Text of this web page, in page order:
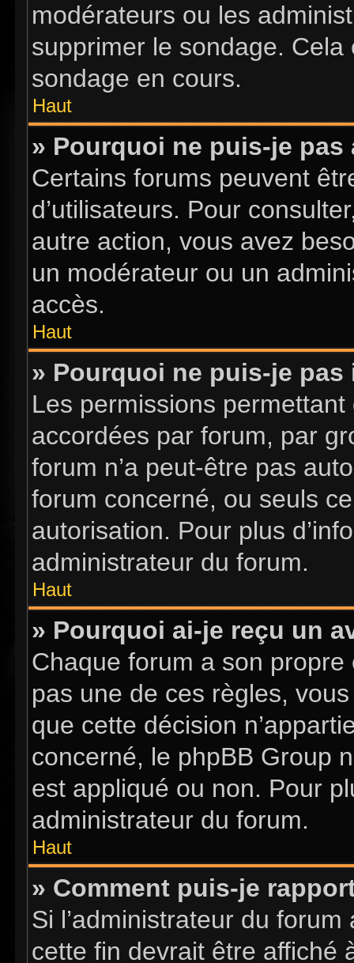
modérateurs ou les
supprimer le sondage. Cela
sondage en cours.
Haut
» Pourquoi ne puis-je
Certains forums peuvent
d’utilisateurs. Pour
autre action, vous avez
un modérateur ou un
accès.
Haut
» Pourquoi ne puis-je
Les permissions
accordées par forum, par
forum n’a peut-être pas
forum concerné, ou seuls
autorisation. Pour plus
administrateur du forum.
Haut
» Pourquoi ai-je reçu un
Chaque forum a son
pas une de ces règles,
que cette décision
concerné, le phpBB Group
est appliqué ou non. Pour
administrateur du forum.
Haut
» Comment puis-je
Si l’administrateur du
cette fin devrait être affiché